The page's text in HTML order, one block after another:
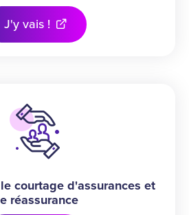
J'y vais !
courtage d'assurances et
réassurance